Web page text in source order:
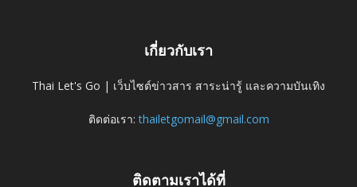
เกี่ยวกับเรา
Thai Let's Go | เว็บไซต์ข่าวสาร สาระน่ารู้ และความบันเทิง
ติดต่อเรา:thailetgomail@gmail.com
ติดตามเราได้ที่